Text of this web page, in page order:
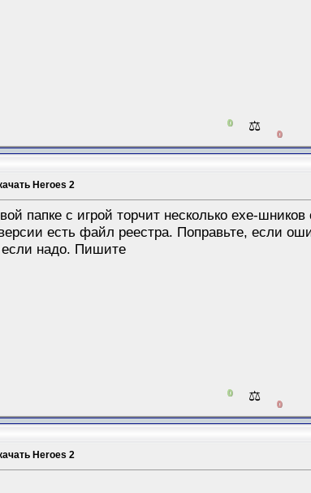
0 ⚖️ 0
Heroes 2
папке с игрой торчит несколько ехе-
есть файл реестра. Поправьте, если
надо. Пишите
0 ⚖️ 0
Heroes 2